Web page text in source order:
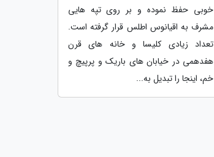
خوبی حفظ نموده و بر روی تپه هایی
مشرف به اقیانوس اطلس قرار گرفته است.
تعداد زیادی کلیسا و خانه های قرن
هفدهمی در خیابان های باریک و پرپیچ و
خم، اینجا را تبدیل به...